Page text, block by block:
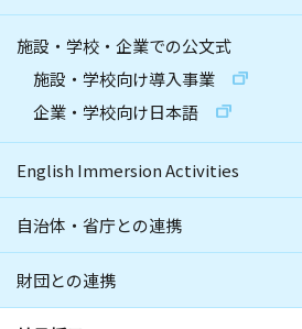
施設・学校・企業での公文式
施設・学校向け導入事業
企業・学校向け日本語
English Immersion Activities
自治体・省庁との連携
財団との連携